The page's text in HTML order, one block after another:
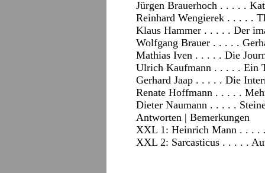
Jürgen Brauerhoch . . . . .
Reinhard Wengierek . . . . .
Klaus Hammer . . . . . Der
Wolfgang Brauer . . . . .
Mathias Iven . . . . . Die
Ulrich Kaufmann . . . . . Ein
Gerhard Jaap . . . . . Die
Renate Hoffmann . . . . .
Dieter Naumann . . . . .
Antworten | Bemerkungen
XXL 1: Heinrich Mann . . . .
XXL 2: Sarcasticus . . . . .